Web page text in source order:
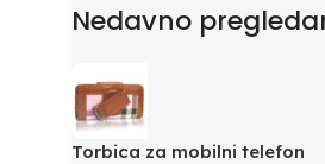
Nedavno
Torbica za mobilni telefon